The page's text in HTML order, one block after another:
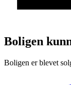
Boligen
Boligen er blevet